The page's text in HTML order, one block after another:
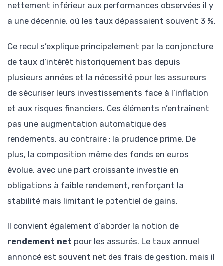
nettement inférieur aux performances observées il y
a une décennie, où les taux dépassaient souvent 3 %.
Ce recul s’explique principalement par la conjoncture
de taux d’intérêt historiquement bas depuis
plusieurs années et la nécessité pour les assureurs
de sécuriser leurs investissements face à l’inflation
et aux risques financiers. Ces éléments n’entraînent
pas une augmentation automatique des
rendements, au contraire : la prudence prime. De
plus, la composition même des fonds en euros
évolue, avec une part croissante investie en
obligations à faible rendement, renforçant la
stabilité mais limitant le potentiel de gains.
Il convient également d’aborder la notion de
rendement net pour les assurés. Le taux annuel
annoncé est souvent net des frais de gestion, mais il